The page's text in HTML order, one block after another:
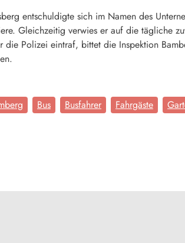
entschuldigte sich im Namen des
Gleichzeitig verwies er auf die tägliche
die Polizei eintraf, bittet die Inspektion
Bus Busfahrer Fahrgäste